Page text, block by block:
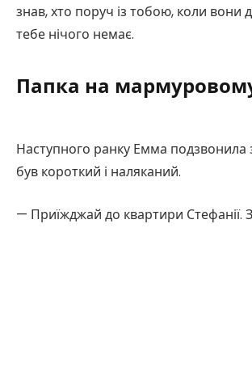
знав, хто поруч із тобою, коли
тебе нічого немає.
Папка на
Наступного ранку Емма подзвонила
був короткий і наляканий.
— Приїжджай до квартири Стефанії.